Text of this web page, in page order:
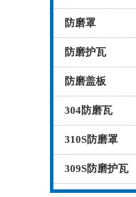
防磨罩
防磨护瓦
防磨盖板
304防磨瓦
310S防磨罩
309S防磨护瓦